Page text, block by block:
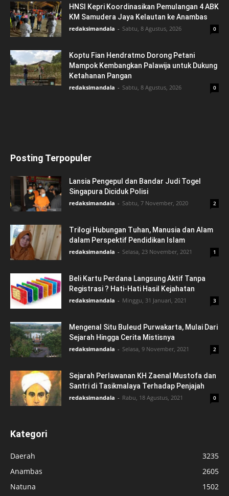
HNSI Kepri Koordinasikan Pemulangan 4 ABK
KM Samudera Jaya Kelautan ke Anambas
redaksimandala - Sabtu, 8 Agustus, 2026 0
Koptu Fian Hendratmo Dorong Petani
Mampok Kembangkan Palawija untuk Dukung
Ketahanan Pangan
redaksimandala - Sabtu, 8 Agustus, 2026 0
Posting Terpopuler
Lansia Pengepul dan Bandar Judi Togel
Singapura Diciduk Polisi
redaksimandala - Sabtu, 7 November, 2020 2
Trilogi Hubungan Tuhan, Manusia dan Alam
dalam Perspektif Pendidikan Islam
redaksimandala - Selasa, 23 November, 2021 1
Beli Kartu Perdana Langsung Aktif Tanpa
Registrasi ? Hati-Hati Hasil Kejahatan
redaksimandala - Minggu, 31 Januari, 2021 3
Mengenal Situ Buleud Purwakarta, Mulai Dari
Sejarah Hingga Cerita Mistisnya
redaksimandala - Selasa, 9 November, 2021 2
Sejarah Perlawanan KH Zaenal Mustofa dan
Santri di Tasikmalaya Terhadap Penjajah
redaksimandala - Rabu, 18 Agustus, 2021 0
Kategori
Daerah
3235
Anambas
2605
Natuna
1502